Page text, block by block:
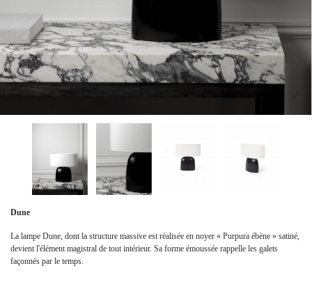
Dune
La lampe Dune, dont la structure massive est réalisée en noyer « Purpura ébène » satiné,
devient l'élément magistral de tout intérieur. Sa forme émoussée rappelle les galets
façonnés par le temps.